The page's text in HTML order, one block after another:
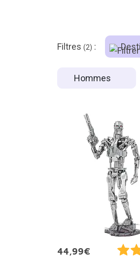
Filtres (2) :
Hommes
44,99€